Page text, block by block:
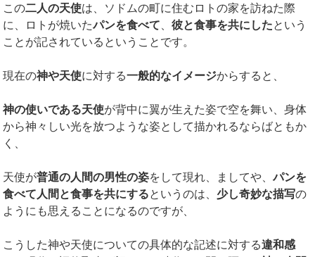
この二人の天使は、ソドムの町に住むロトの家を訪ねた際
に、ロトが焼いたパンを食べて 、彼と食事を共にしたという
ことが記されているということです。
現在の神や天使に対する一般的なイメージからすると、
神の使いである天使が背中に翼が生えた姿で空を舞い、身体
から神々しい光を放つような姿として描かれるならばともか
く、
天使が普通の人間の男性の姿をして現れ、ましてや、パンを
食べて人間と食事を共にするというのは、 少し奇妙な描写の
ようにも思えることになるのですが、
こうした神や天使についての具体的な記述に対する違和感